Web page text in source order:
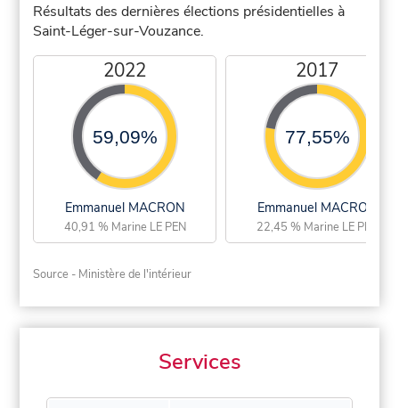
Résultats des dernières élections présidentielles à
Saint-Léger-sur-Vouzance.
2022
59,09%
Emmanuel MACRON
40,91 % Marine LE PEN
2017
77,55%
Emmanuel MACRON
22,45 % Marine LE PEN
Source - Ministère de l'intérieur
Services